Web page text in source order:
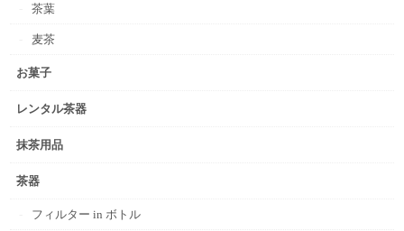
茶葉
麦茶
お菓子
レンタル茶器
抹茶用品
茶器
フィルター in ボトル